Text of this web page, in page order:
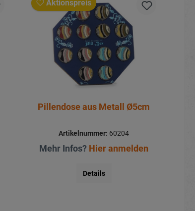
Aktionspreis
Pillendose aus Metall Ø5cm
Artikelnummer: 60204
Mehr Infos? Hier anmelden
Details